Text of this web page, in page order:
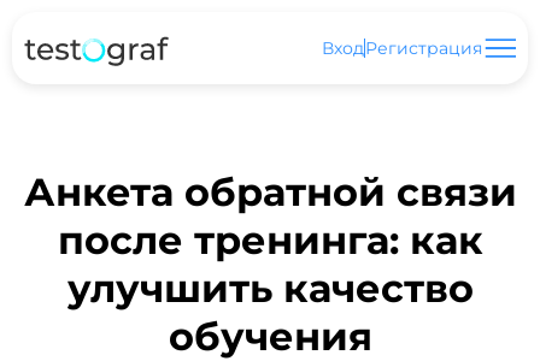
ВходРегистрация
Анкета обратной связи
после тренинга: как
улучшить качество
обучения